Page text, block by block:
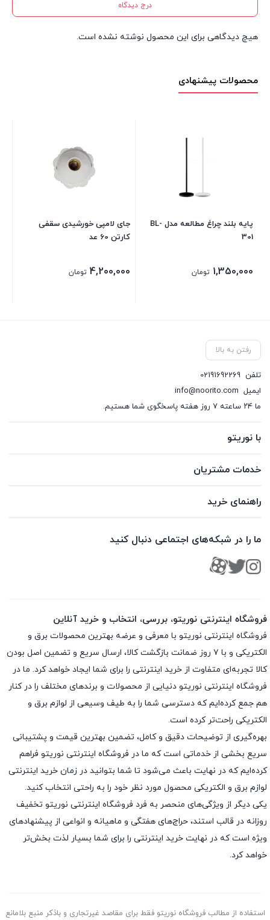
درج دیدگاه
هیچ دیدگاهی برای این محصول نوشته نشده است.
محصولات پیشنهادی
پایه بلند چراغ مطالعه مدل BL-
301
1,350,000 تومان
جای لامپی خورشیدی سقفی
کارتن 60 عد
4,200,000 تومان
رفتن به بالا
تلفن 02191692269
ایمیل info@noorito.com
ما ۲۴ ساعته ۷ روز هفته پاسخگوی شما هستیم.
با نوریتو
خدمات مشتریان
راهنمای خرید
ما را در شبکه‌های اجتماعی دنبال کنید
فروشگاه اینترنتی نوریتو، بررسی، انتخاب و خرید آنلاین
فروشگاه اینترنتی نوریتو با معرفی و عرضه بهترین محصولات برق و
الکتریکی و با ۷ روز ضمانت بازگشت کالا، ارسال سریع و تضمین اصل بودن
کالا تجربه‌ای متفاوت از خرید اینترنتی را برای شما ایجاد خواهد کرد. ما در
فروشگاه اینترنتی نوریتو دنیایی از محصولات و برندهای مختلف را در کنار
هم جمع کرده‌ایم که دسترسی شما را به طیف وسیعی از لوازم برق و
الکتریکی راحت‌تر کرده است.
بهره‌گیری از توضیحات دقیق و کامل، تضمین بهترین قیمت و پشتیبانی
سریع بخشی از خدماتی است که ما در فروشگاه اینترنتی نوریتو فراهم
کرده‌ایم که در نهایت باعث می‌شود تا شما بتوانید در زمان خرید اینترنتی
لوازم برق و الکتریکی محصول مورد نظر خود را به راحتی انتخاب کنید.
یکی دیگر از ویژگی‌های منحصر به فرد فروشگاه اینترنتی نوریتو تخفیف
روزانه در قالب استند، حراج‌های هفتگی و ماهیانه و انواعی از پیشنهادهای
ویژه است که در نهایت خرید اینترنتی را برای شما بسیار لذت ‌بخش‌تر
خواهد کرد.
استفاده از مطالب فروشگاه نوریتو فقط برای مقاصد غیرتجاری و باذکر منبع بلامانع